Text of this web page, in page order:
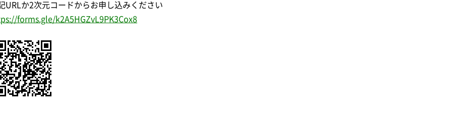
URLか2次元コードからお申し込みください
forms.gle/k2A5HGZvL9PK3Cox8